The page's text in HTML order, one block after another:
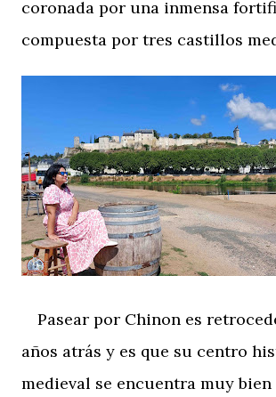
coronada por una inmensa
compuesta por tres castillos
Pasear por Chinon es
años atrás y es que su centro
medieval se encuentra muy bien